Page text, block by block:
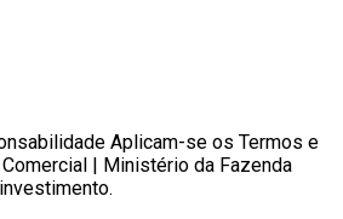
Aplicam-se os Termos e
| Ministério da Fazenda